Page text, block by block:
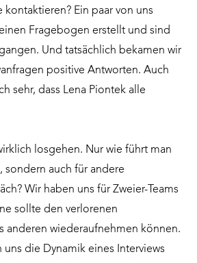
kontaktieren? Ein paar von uns
Fragebogen erstellt und sind
Und tatsächlich bekamen wir
positive Antworten. Auch
sehr, dass Lena Piontek alle
losgehen. Nur wie führt man
sondern auch für andere
Wir haben uns für Zweier-Teams
sollte den verlorenen
anderen wiederaufnehmen können.
uns die Dynamik eines Interviews